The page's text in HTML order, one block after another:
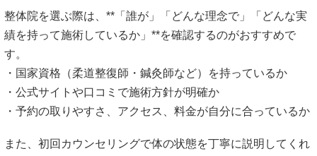
整体院を選ぶ際は、**「誰が」「どんな理念で」「どんな実
績を持って施術しているか」**を確認するのがおすすめで
す。
・国家資格（柔道整復師・鍼灸師など）を持っているか
・公式サイトや口コミで施術方針が明確か
・予約の取りやすさ、アクセス、料金が自分に合っているか
また、初回カウンセリングで体の状態を丁寧に説明してくれ